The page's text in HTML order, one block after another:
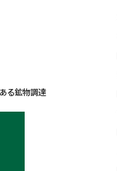
る鉱物調達